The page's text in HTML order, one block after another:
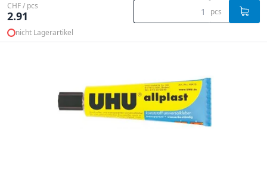
CHF / pcs
2.91 pcs
nicht Lagerartikel